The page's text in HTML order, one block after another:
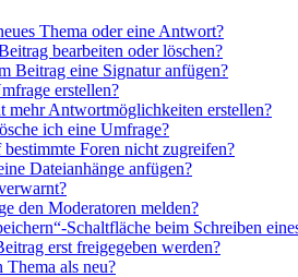
Thema oder eine Antwort?
bearbeiten oder löschen?
Beitrag eine Signatur anfügen?
erstellen?
mehr Antwortmöglichkeiten erstellen?
ich eine Umfrage?
Foren nicht zugreifen?
Dateianhänge anfügen?
den Moderatoren melden?
Schaltfläche beim Schreiben
erst freigegeben werden?
als neu?